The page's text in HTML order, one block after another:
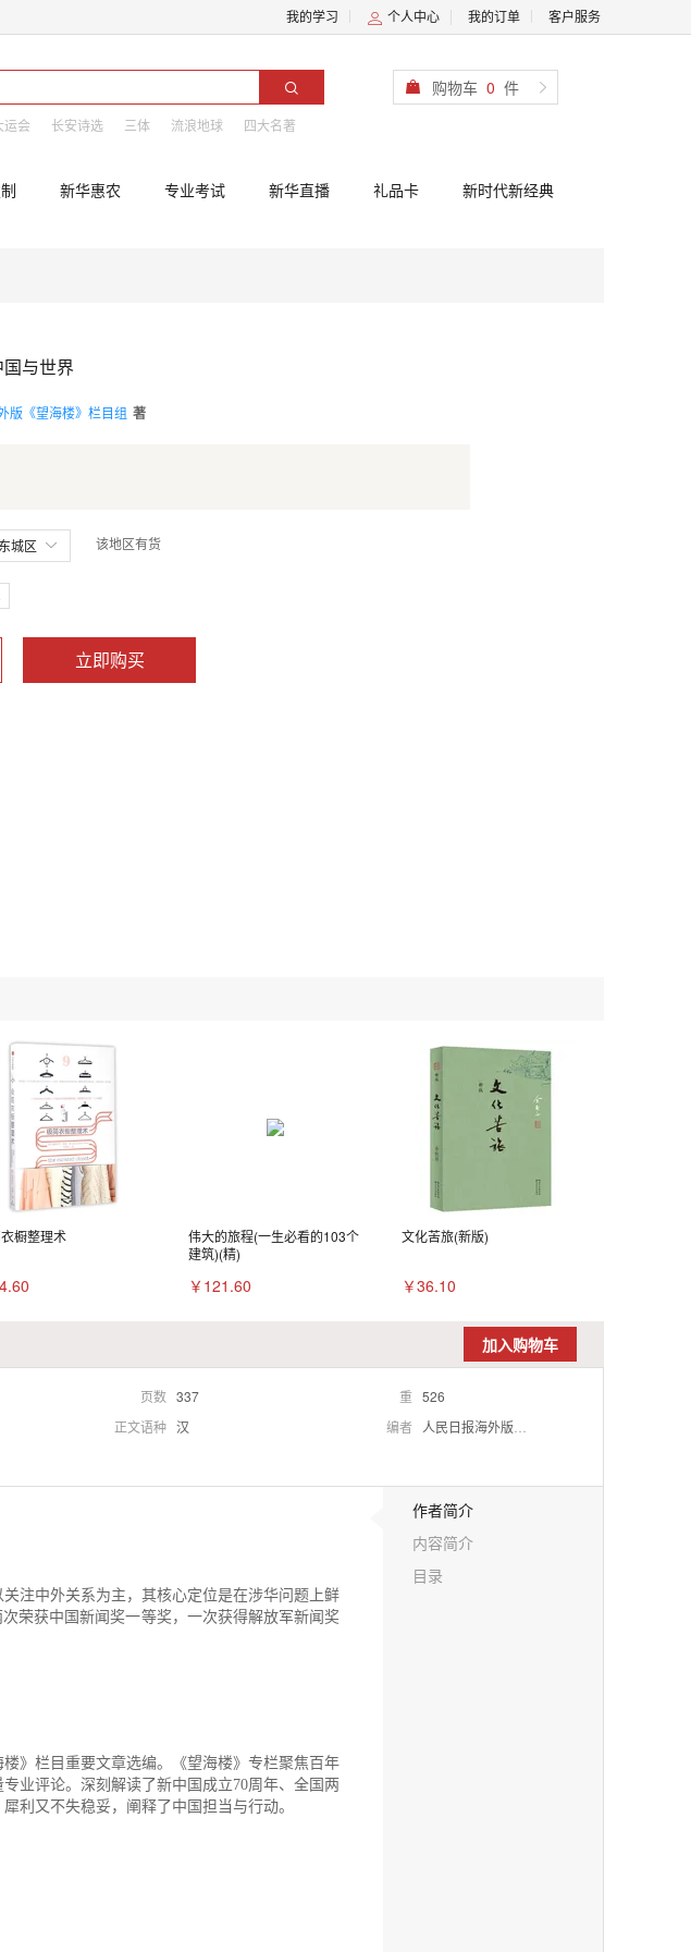
我的学习 个人中心 我的订单 客户服务
运会 长安诗选 三体 流浪地球 四大名著
购物车 0 件
新华惠农 专业考试 新华直播 礼品卡 新时代新经典
与世界
版《望海楼》栏目组 著
城区 该地区有货
立即购买
橱整理术
伟大的旅程(一生必看的103个
建筑)(精)
￥121.60
文化苦旅(新版)
￥36.10
加入购物车
页数 337 重 526
正文语种 汉 编者
人民日报海外版望海楼栏目组
注中外关系为主，其核心定位是在涉华问题上鲜
荣获中国新闻奖一等奖，一次获得解放军新闻奖
》栏目重要文章选编。《望海楼》专栏聚焦百年
业评论。深刻解读了新中国成立70周年、全国两
利又不失稳妥，阐释了中国担当与行动。
作者简介
内容简介
目录